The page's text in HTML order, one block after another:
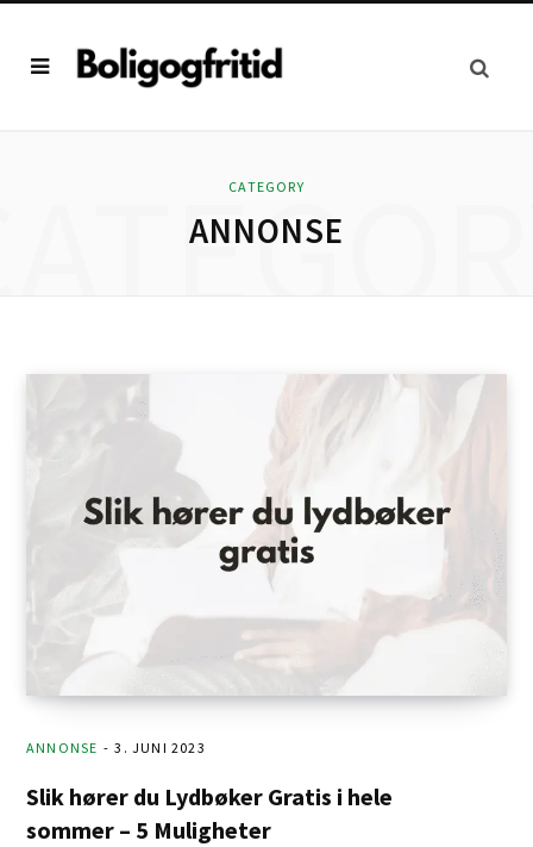
CATEGORY
ANNONSE
ANNONSE 3. JUNI 2023
Slik hører du Lydbøker Gratis i hele
sommer – 5 Muligheter